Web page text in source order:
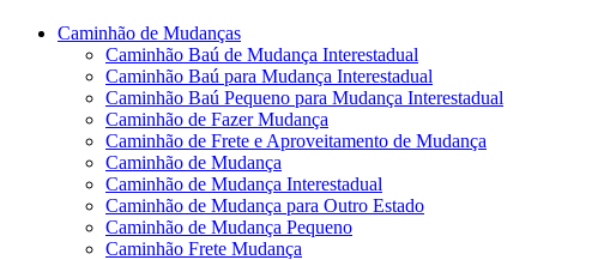
Caminhão de Mudanças
Caminhão Baú de Mudança Interestadual
Caminhão Baú para Mudança Interestadual
Caminhão Baú Pequeno para Mudança Interestadual
Caminhão de Fazer Mudança
Caminhão de Frete e Aproveitamento de Mudança
Caminhão de Mudança
Caminhão de Mudança Interestadual
Caminhão de Mudança para Outro Estado
Caminhão de Mudança Pequeno
Caminhão Frete Mudança